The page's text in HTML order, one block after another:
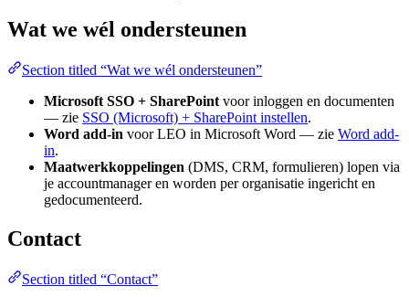
Wat we wél ondersteunen
Section titled “Wat we wél ondersteunen”
Microsoft SSO + SharePoint voor inloggen en documenten
— zie SSO (Microsoft) + SharePoint instellen.
Word add-in voor LEO in Microsoft Word — zie Word add-
in.
Maatwerkkoppelingen (DMS, CRM, formulieren) lopen via
je accountmanager en worden per organisatie ingericht en
gedocumenteerd.
Contact
Section titled “Contact”